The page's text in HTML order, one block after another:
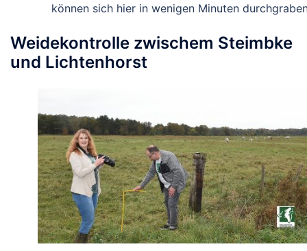
können sich hier in wenigen Minuten
Weidekontrolle zwischem Steimbke
und Lichtenhorst